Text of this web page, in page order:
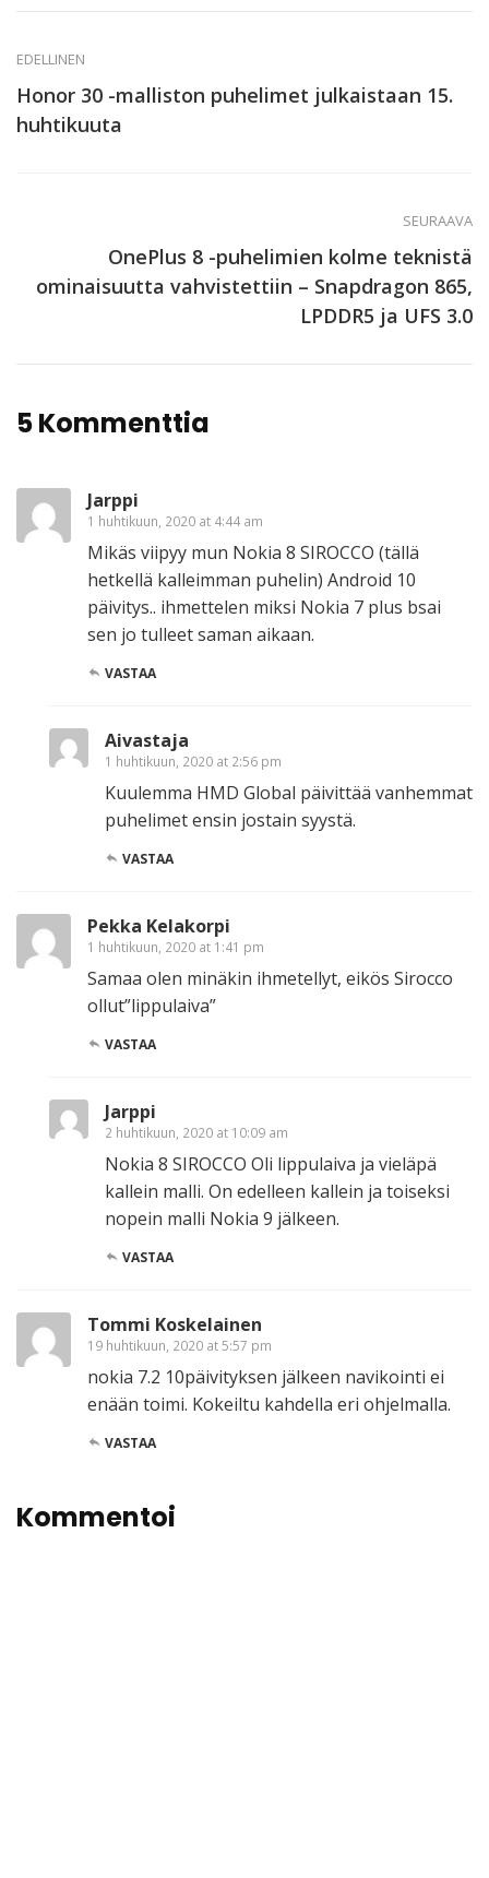
EDELLINEN
Honor 30 -malliston puhelimet julkaistaan 15.
huhtikuuta
SEURAAVA
OnePlus 8 -puhelimien kolme teknistä
ominaisuutta vahvistettiin – Snapdragon 865,
LPDDR5 ja UFS 3.0
5 Kommenttia
Jarppi
1 huhtikuun, 2020 at 4:44 am
Mikäs viipyy mun Nokia 8 SIROCCO (tällä
hetkellä kalleimman puhelin) Android 10
päivitys.. ihmettelen miksi Nokia 7 plus bsai
sen jo tulleet saman aikaan.
VASTAA
Aivastaja
1 huhtikuun, 2020 at 2:56 pm
Kuulemma HMD Global päivittää vanhemmat
puhelimet ensin jostain syystä.
VASTAA
Pekka Kelakorpi
1 huhtikuun, 2020 at 1:41 pm
Samaa olen minäkin ihmetellyt, eikös Sirocco
ollut”lippulaiva”
VASTAA
Jarppi
2 huhtikuun, 2020 at 10:09 am
Nokia 8 SIROCCO Oli lippulaiva ja vieläpä
kallein malli. On edelleen kallein ja toiseksi
nopein malli Nokia 9 jälkeen.
VASTAA
Tommi Koskelainen
19 huhtikuun, 2020 at 5:57 pm
nokia 7.2 10päivityksen jälkeen navikointi ei
enään toimi. Kokeiltu kahdella eri ohjelmalla.
VASTAA
Kommentoi